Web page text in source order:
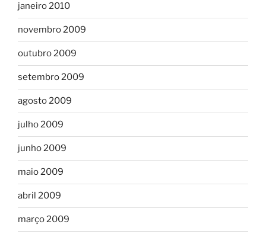
janeiro 2010
novembro 2009
outubro 2009
setembro 2009
agosto 2009
julho 2009
junho 2009
maio 2009
abril 2009
março 2009